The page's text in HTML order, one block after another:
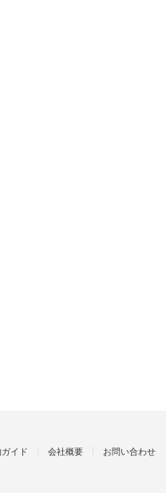
イド 会社概要 お問い合わせ